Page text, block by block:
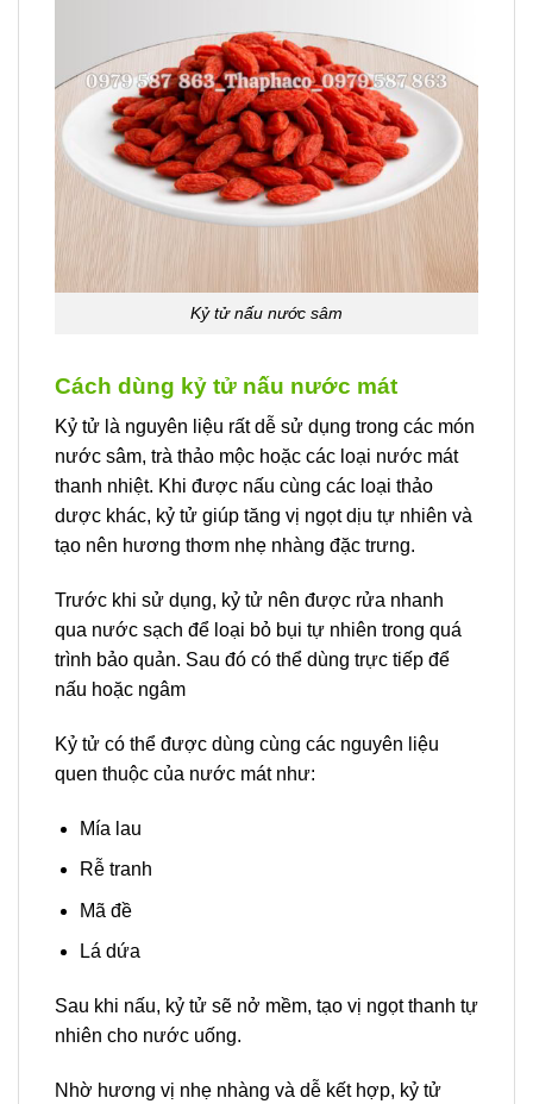
Kỷ tử nấu nước sâm
Cách dùng kỷ tử nấu nước mát
Kỷ tử là nguyên liệu rất dễ sử dụng trong các món
nước sâm, trà thảo mộc hoặc các loại nước mát
thanh nhiệt. Khi được nấu cùng các loại thảo
dược khác, kỷ tử giúp tăng vị ngọt dịu tự nhiên và
tạo nên hương thơm nhẹ nhàng đặc trưng.
Trước khi sử dụng, kỷ tử nên được rửa nhanh
qua nước sạch để loại bỏ bụi tự nhiên trong quá
trình bảo quản. Sau đó có thể dùng trực tiếp để
nấu hoặc ngâm
Kỷ tử có thể được dùng cùng các nguyên liệu
quen thuộc của nước mát như:
Mía lau
Rễ tranh
Mã đề
Lá dứa
Sau khi nấu, kỷ tử sẽ nở mềm, tạo vị ngọt thanh tự
nhiên cho nước uống.
Nhờ hương vị nhẹ nhàng và dễ kết hợp, kỷ tử